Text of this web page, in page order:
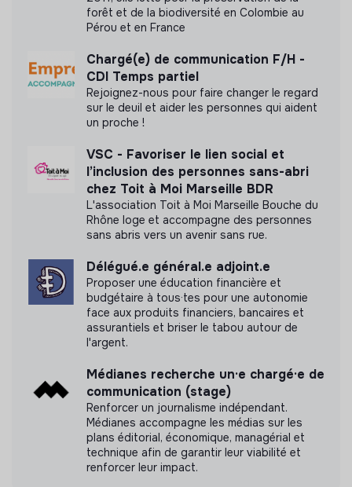
forêt et de la biodiversité en Colombie au
Pérou et en France
Chargé(e) de communication F/H -
CDI Temps partiel
Rejoignez-nous pour faire changer le regard
sur le deuil et aider les personnes qui aident
un proche !
VSC - Favoriser le lien social et
l’inclusion des personnes sans-abri
chez Toit à Moi Marseille BDR
L'association Toit à Moi Marseille Bouche du
Rhône loge et accompagne des personnes
sans abris vers un avenir sans rue.
Délégué.e général.e adjoint.e
Proposer une éducation financière et
budgétaire à tous·tes pour une autonomie
face aux produits financiers, bancaires et
assurantiels et briser le tabou autour de
l'argent.
Médianes recherche un·e chargé·e de
communication (stage)
Renforcer un journalisme indépendant.
Médianes accompagne les médias sur les
plans éditorial, économique, managérial et
technique afin de garantir leur viabilité et
renforcer leur impact.